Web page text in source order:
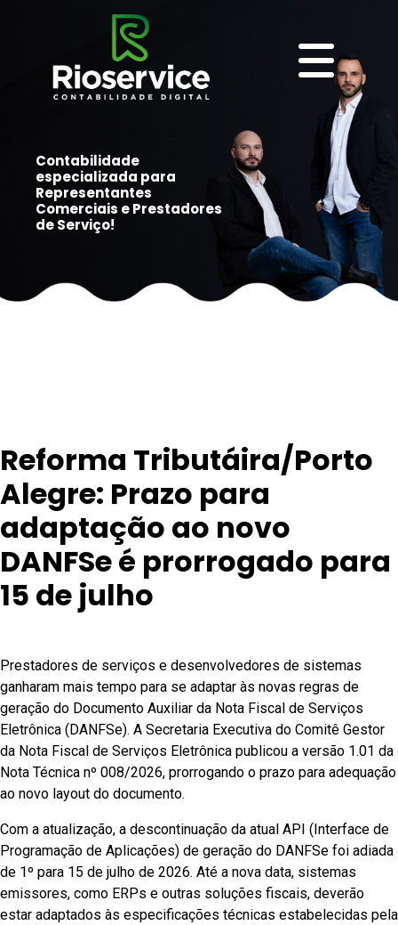
Contabilidade
especializada para
Representantes
Comerciais e Prestadores
de Serviço!
Reforma Tributáira/Porto
Alegre: Prazo para
adaptação ao novo
DANFSe é prorrogado para
15 de julho
Prestadores de serviços e desenvolvedores de sistemas
ganharam mais tempo para se adaptar às novas regras de
geração do Documento Auxiliar da Nota Fiscal de Serviços
Eletrônica (DANFSe). A Secretaria Executiva do Comitê Gestor
da Nota Fiscal de Serviços Eletrônica publicou a versão 1.01 da
Nota Técnica nº 008/2026, prorrogando o prazo para adequação
ao novo layout do documento.
Com a atualização, a descontinuação da atual API (Interface de
Programação de Aplicações) de geração do DANFSe foi adiada
de 1º para 15 de julho de 2026. Até a nova data, sistemas
emissores, como ERPs e outras soluções fiscais, deverão
estar adaptados às especificações técnicas estabelecidas pela